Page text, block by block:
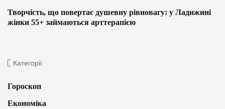
Творчість, що повертає душевну рівновагу: у Ладижині
жінки 55+ займаються арттерапією
Категорії
Гороскоп
Економіка